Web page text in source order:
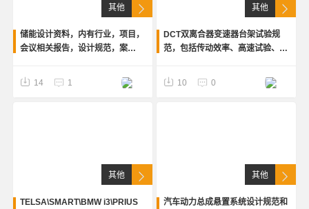
其他
储能设计资料，内有行业，项目，
会议相关报告，设计规范，案
料，行业测评，商业模式，产品资
料等，共35G，是储能 不可缺少的
14 1
其他
DCT双离合器变速器台架试验规
范，包括传动效率、高速试验、润
规范
10 0
其他
TELSA\SMART\BMW i3\PRIUS
其他
汽车动力总成悬置系统设计规范和